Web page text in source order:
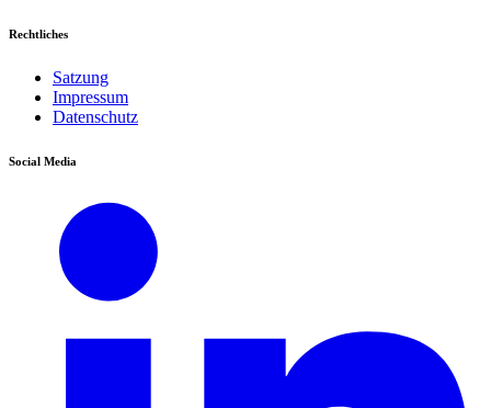
Rechtliches
Satzung
Impressum
Datenschutz
Social Media